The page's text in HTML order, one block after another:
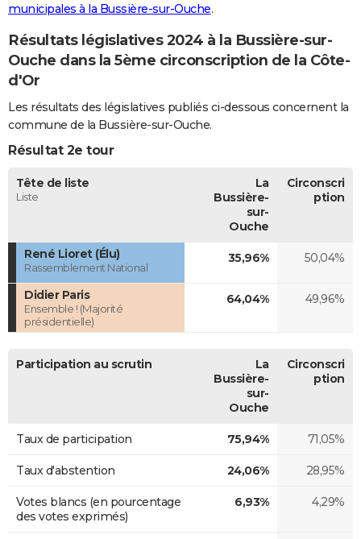
FORUM
Bricolage
Lifestyle
Culture
Sport
Auto
Television
Voyage
Cinema
municipales à la Bussière-sur-Ouche.
Résultats législatives 2024 à la Bussière-sur-
Ouche dans la 5ème circonscription de la Côte-
d'Or
Les résultats des législatives publiés ci-dessous concernent la
commune de la Bussière-sur-Ouche.
Résultat 2e tour
Tête de liste
Liste
La
Bussière-
sur-
Ouche
Circonscri
ption
René Lioret (Élu)
Rassemblement National
35,96% 50,04%
Didier Paris
Ensemble ! (Majorité
présidentielle)
64,04% 49,96%
Participation au scrutin
La
Bussière-
sur-
Ouche
Circonscri
ption
Taux de participation 75,94% 71,05%
Taux d'abstention 24,06% 28,95%
Votes blancs (en pourcentage
des votes exprimés)
6,93% 4,29%